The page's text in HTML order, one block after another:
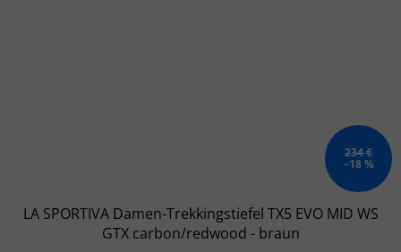
234 €
–18 %
LA SPORTIVA Damen-Trekkingstiefel TX5 EVO MID WS
GTX carbon/redwood - braun